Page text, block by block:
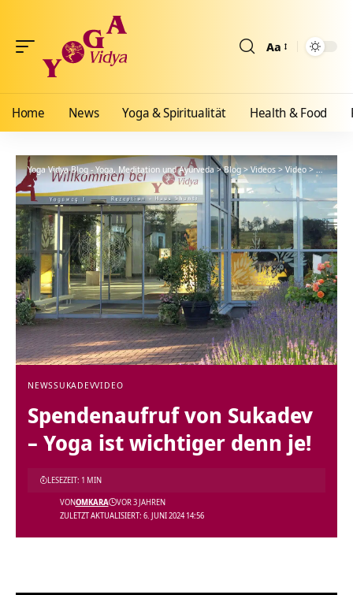
Aa
Home News Yoga & Spiritualität Health & Food
Yoga Vidya Blog - Yoga, Meditation und Ayurveda>Blog>Videos>Video>
NEWSSUKADEVVIDEO
Spendenaufruf von Sukadev
– Yoga ist wichtiger denn je!
ZULETZT AKTUALISIERT: 6. JUNI 2024 14:56
VONOMKARA VOR 3 JAHREN
LESEZEIT: 1 MIN